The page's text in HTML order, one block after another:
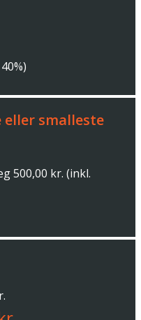
eller smalleste
500,00 kr. (inkl.